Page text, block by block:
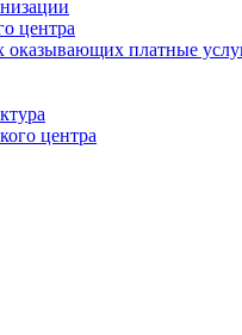
центра
оказывающих платные
центра